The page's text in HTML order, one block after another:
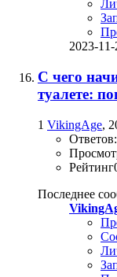
2023-11-
С чего
туалете:
1 VikingAge,
Последнее